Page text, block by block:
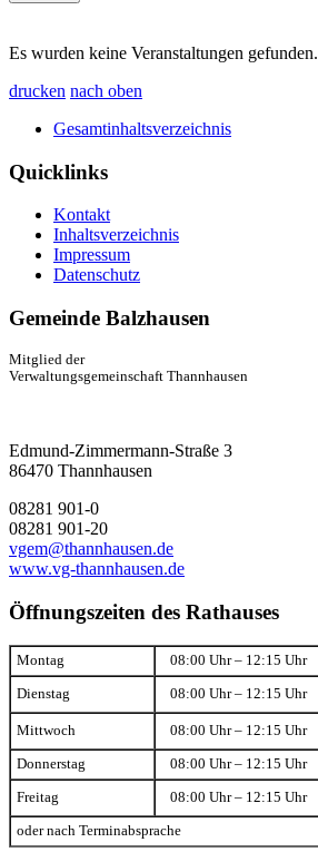
Es wurden keine Veranstaltungen gefunden.
drucken nach oben
Gesamtinhaltsverzeichnis
Quicklinks
Kontakt
Inhaltsverzeichnis
Impressum
Datenschutz
Gemeinde Balzhausen
Mitglied der
Verwaltungsgemeinschaft Thannhausen
Edmund-Zimmermann-Straße 3
86470 Thannhausen
08281 901-0
08281 901-20
vgem@thannhausen.de
www.vg-thannhausen.de
Öffnungszeiten des Rathauses
Montag 08:00 Uhr – 12:15 Uhr
Dienstag 08:00 Uhr – 12:15 Uhr
Mittwoch 08:00 Uhr – 12:15 Uhr
Donnerstag 08:00 Uhr – 12:15 Uhr
Freitag 08:00 Uhr – 12:15 Uhr
oder nach Terminabsprache